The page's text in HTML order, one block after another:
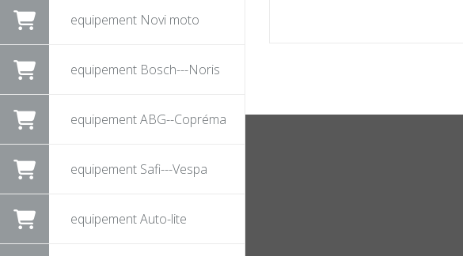
equipement Novi moto
equipement Bosch---Noris
equipement ABG--Copréma
equipement Safi---Vespa
equipement Auto-lite